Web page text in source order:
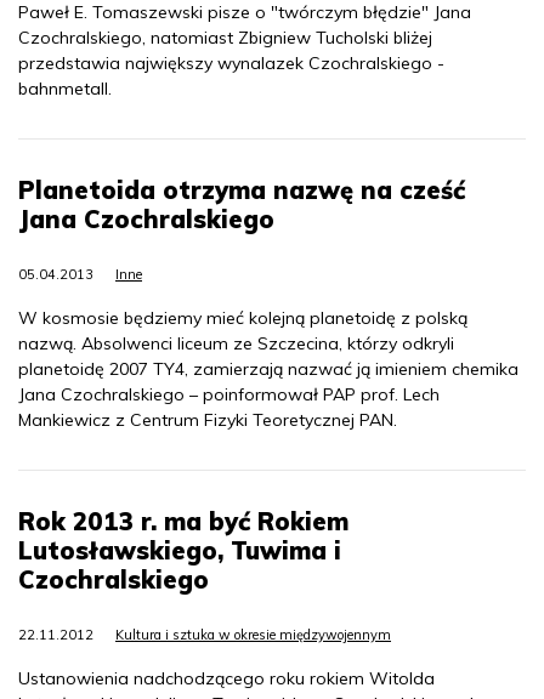
Paweł E. Tomaszewski pisze o "twórczym błędzie" Jana
Czochralskiego, natomiast Zbigniew Tucholski bliżej
przedstawia największy wynalazek Czochralskiego -
bahnmetall.
Planetoida otrzyma nazwę na cześć
Jana Czochralskiego
05.04.2013 Inne
W kosmosie będziemy mieć kolejną planetoidę z polską
nazwą. Absolwenci liceum ze Szczecina, którzy odkryli
planetoidę 2007 TY4, zamierzają nazwać ją imieniem chemika
Jana Czochralskiego – poinformował PAP prof. Lech
Mankiewicz z Centrum Fizyki Teoretycznej PAN.
Rok 2013 r. ma być Rokiem
Lutosławskiego, Tuwima i
Czochralskiego
22.11.2012 Kultura i sztuka w okresie międzywojennym
Ustanowienia nadchodzącego roku rokiem Witolda